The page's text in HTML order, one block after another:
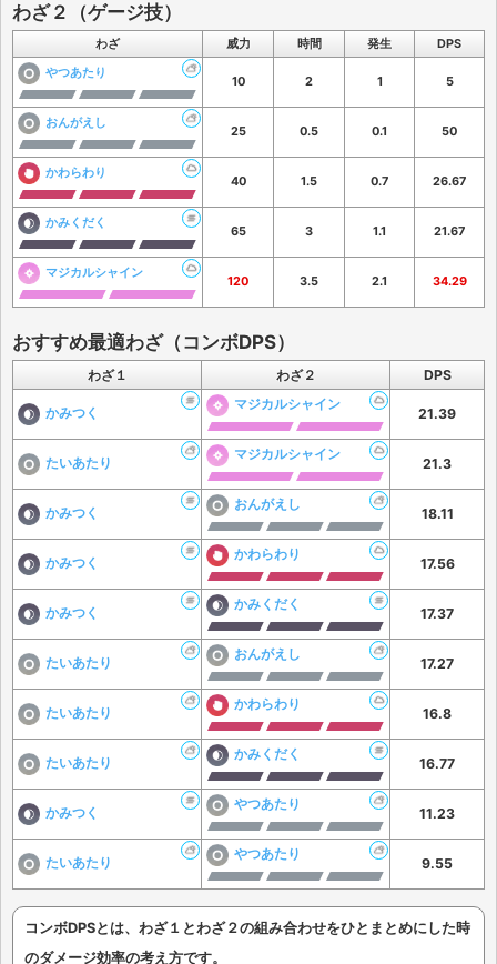
わざ２（ゲージ技）
わざ 威力 時間 発生
DPS
やつあたり
10 2 1 5
おんがえし
25 0.5 0.1 50
かわらわり
40 1.5 0.7 26.67
かみくだく
65 3 1.1 21.67
マジカルシャイン
120 3.5 2.1 34.29
おすすめ最適わざ（コンボDPS）
わざ１ わざ２ DPS
かみつく
マジカルシャイン
21.39
たいあたり
マジカルシャイン
21.3
かみつく
おんがえし
18.11
かみつく
かわらわり
17.56
かみつく
かみくだく
17.37
たいあたり
おんがえし
17.27
たいあたり
かわらわり
16.8
たいあたり
かみくだく
16.77
かみつく
やつあたり
11.23
たいあたり
やつあたり
9.55
コンボDPSとは、わざ１とわざ２の組み合わせをひとまとめにした時
のダメージ効率の考え方です。